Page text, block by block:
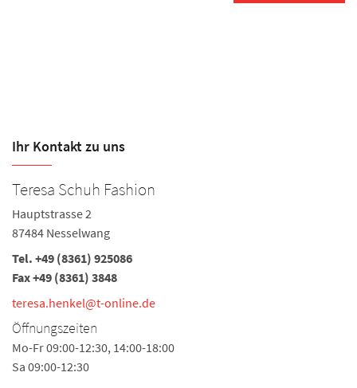
Ihr Kontakt zu uns
Teresa Schuh Fashion
Hauptstrasse 2
87484 Nesselwang
Tel. +49 (8361) 925086
Fax +49 (8361) 3848
teresa.henkel@t-online.de
Öffnungszeiten
Mo-Fr 09:00-12:30, 14:00-18:00
Sa 09:00-12:30